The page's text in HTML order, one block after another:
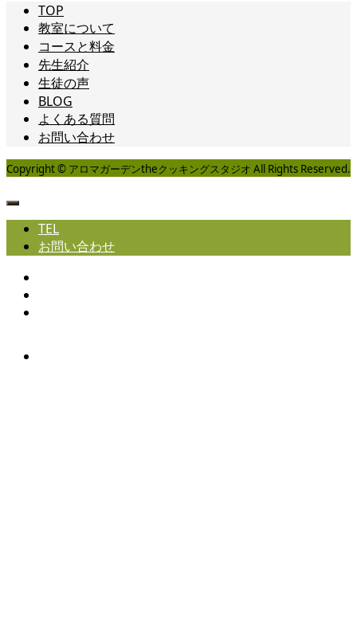
TOP
教室について
コースと料金
先生紹介
生徒の声
BLOG
よくある質問
お問い合わせ
Copyright © アロマガーデンtheクッキングスタジオ All Rights Reserved.
TEL
お問い合わせ